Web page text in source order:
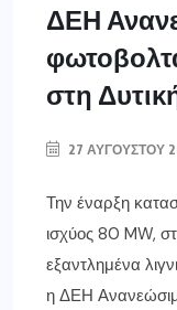
ΔΕΗ
στη
27 ΑΥΓΟΎΣΤΟΥ
Την έναρξη
ισχύος 80 MW,
εξαντλημένα
η ΔΕΗ